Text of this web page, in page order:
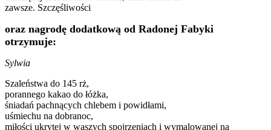
zawsze. Szczęśliwości
oraz nagrodę dodatkową od Radonej Fabyki
otrzymuje:
Sylwia
Szaleństwa do 145 rż,
porannego kakao do łóżka,
śniadań pachnących chlebem i powidłami,
uśmiechu na dobranoc,
miłości ukrytej w waszych spojrzeniach i wymalowanej na